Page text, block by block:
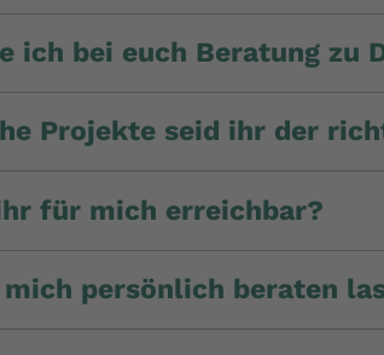
ich bei euch Beratung zu
Projekte seid ihr der
für mich erreichbar?
persönlich beraten